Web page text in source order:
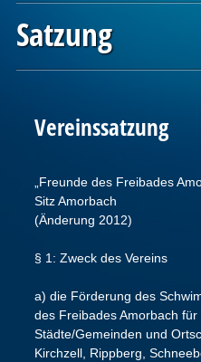
Satzung
Vereinssatzung
„Freunde des Freibades
Sitz Amorbach
(Änderung 2012)
§ 1: Zweck des Vereins
a) die Förderung des
des Freibades Amorbach
Städte/Gemeinden und
Kirchzell, Rippberg,